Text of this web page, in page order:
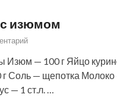
изюмом
Изюм — 100 г Яйцо
Соль — щепотка
— 1 ст.л. …